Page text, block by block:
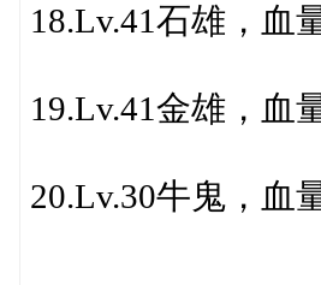
18.Lv.41石雄，血
19.Lv.41金雄，血
20.Lv.30牛鬼，血